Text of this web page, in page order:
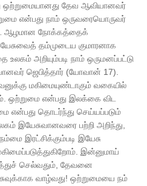
ஒற்றுமையானது தேவ ஆவியானவர்
என்பது நாம் ஒருவரையொருவர்
ஆழமான நோக்கத்தைக்
தம்முடைய குமாரனாக
உலகம் அறியும்படி நாம் ஒருமனப்பட்டு
ஜெபித்தார் (யோவான் 17).
மகிமையுண்டாகும் வகையில்
ஒற்றுமை என்பது இலக்கை விட
என்பது தொடர்ந்து செய்யப்படும்
இயேசுவானவரை பற்றி அறிந்து,
இரட்சிக்கும்படி இயேசு
இன்னுமாய்
செல்வதும், தேவனை
வாழ்வது! ஒற்றுமையை நம்